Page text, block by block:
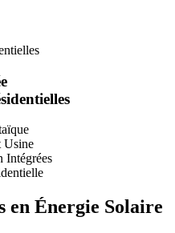
Usine
Intégrées
en Énergie Solaire